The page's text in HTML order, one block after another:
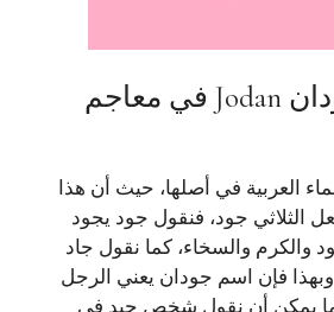
معنى اسم جودان Jodan في معاجم
العربية في أصلها، حيث أن هذا
الثلاثي جود، فنقول جود يجود
والكرم والسخاء، كما نقول جاد
فإن اسم جودان يعني الرجل